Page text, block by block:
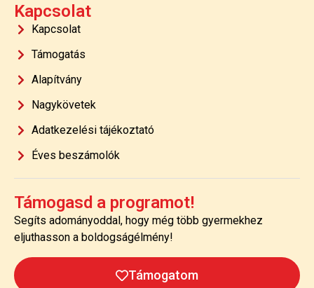
Kapcsolat
Kapcsolat
Támogatás
Alapítvány
Nagykövetek
Adatkezelési tájékoztató
Éves beszámolók
Támogasd a programot!
Segíts adományoddal, hogy még több gyermekhez
eljuthasson a boldogságélmény!
Támogatom